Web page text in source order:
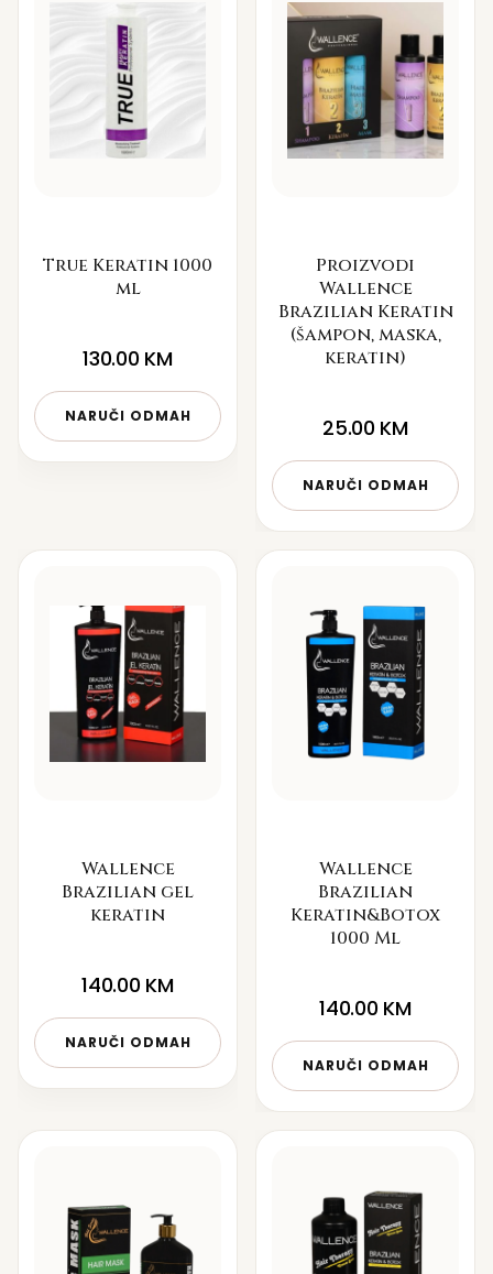
True Keratin 1000
ml
130.00 KM
NARUČI ODMAH
Proizvodi
Wallence
Brazilian Keratin
(šampon, maska,
keratin)
25.00 KM
NARUČI ODMAH
Wallence
Brazilian gel
keratin
140.00 KM
NARUČI ODMAH
Wallence
Brazilian
Keratin&Botox
1000 Ml
140.00 KM
NARUČI ODMAH